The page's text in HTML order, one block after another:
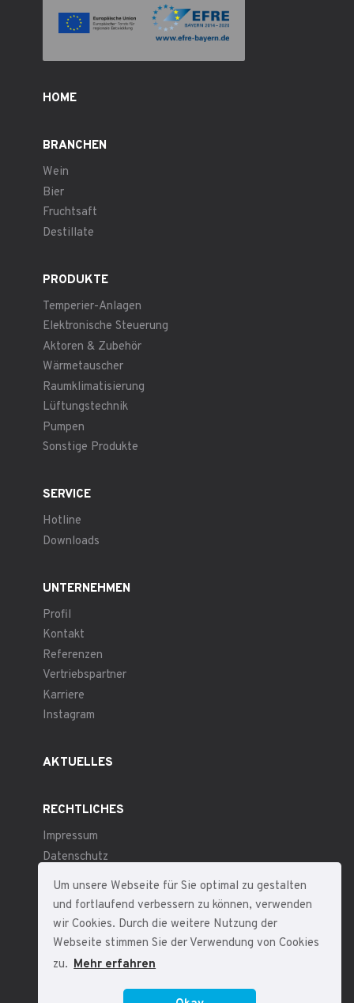
Um unsere Webseite für Sie optimal zu gestalten
und fortlaufend verbessern zu können, verwenden
wir Cookies. Durch die weitere Nutzung der
Webseite stimmen Sie der Verwendung von Cookies
zu. Mehr erfahren
HOME
BRANCHEN
Wein
Bier
Fruchtsaft
Destillate
PRODUKTE
Temperier-Anlagen
Elektronische Steuerung
Aktoren & Zubehör
Wärmetauscher
Raumklimatisierung
Lüftungstechnik
Pumpen
Sonstige Produkte
SERVICE
Hotline
Downloads
UNTERNEHMEN
Profil
Kontakt
Referenzen
Vertriebspartner
Karriere
Instagram
AKTUELLES
RECHTLICHES
Impressum
Datenschutz
Allgemeine Geschäftsbedingungen